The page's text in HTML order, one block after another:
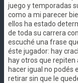
juego y temporadas
como a mi parecer
ellos ha estado
de toda su carrera
escuché una frase
éste jugador: hay
hay otros que repiten
hacer igual no podés
retirar sin que le